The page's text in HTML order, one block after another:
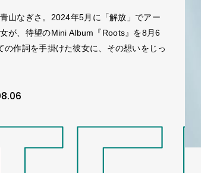
山なぎさ。2024年5月に「解放」でアー
が、待望のMini Album『Roots』を8月6
の作詞を手掛けた彼女に、その想いをじっ